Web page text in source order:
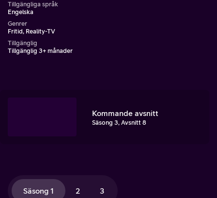
Tillgängliga språk
Engelska
Genrer
Fritid, Reality-TV
Tillgänglig
Tillgänglig 3+ månader
Kommande avsnitt
Säsong 3, Avsnitt 8
Säsong 1 2 3